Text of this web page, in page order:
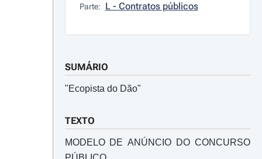
Parte: L - Contratos públicos
SUMÁRIO
"Ecopista do Dão"
TEXTO
MODELO DE ANÚNCIO DO CONCURSO